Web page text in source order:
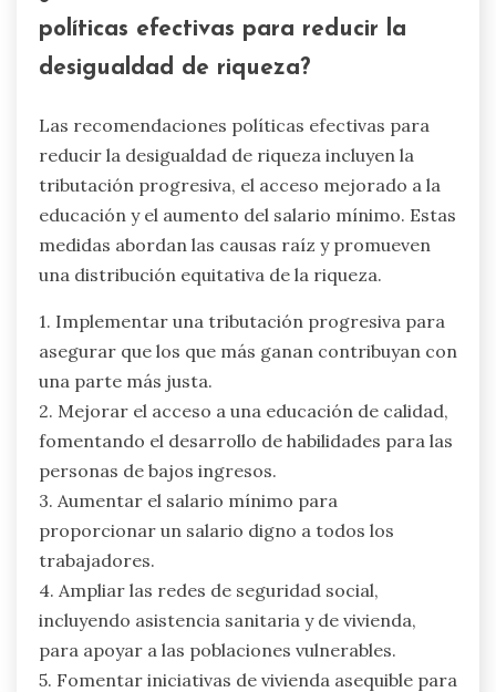
políticas efectivas para reducir la
desigualdad de riqueza?
Las recomendaciones políticas efectivas para
reducir la desigualdad de riqueza incluyen la
tributación progresiva, el acceso mejorado a la
educación y el aumento del salario mínimo. Estas
medidas abordan las causas raíz y promueven
una distribución equitativa de la riqueza.
1. Implementar una tributación progresiva para
asegurar que los que más ganan contribuyan con
una parte más justa.
2. Mejorar el acceso a una educación de calidad,
fomentando el desarrollo de habilidades para las
personas de bajos ingresos.
3. Aumentar el salario mínimo para
proporcionar un salario digno a todos los
trabajadores.
4. Ampliar las redes de seguridad social,
incluyendo asistencia sanitaria y de vivienda,
para apoyar a las poblaciones vulnerables.
5. Fomentar iniciativas de vivienda asequible para